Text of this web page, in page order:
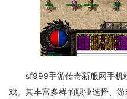
sf999手游传奇新服网手机
戏。其丰富多样的职业选择、